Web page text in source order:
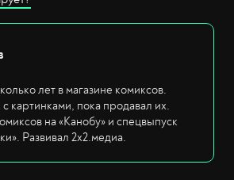
лет в магазине комиксов.
картинками, пока продавал их.
на «Канобу» и спецвыпуск
Развивал 2х2.медиа.